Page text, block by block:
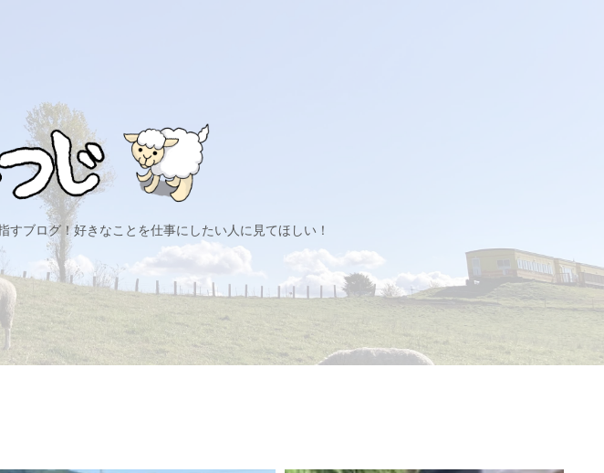
ブログ！好きなことを仕事にしたい人に見てほしい！